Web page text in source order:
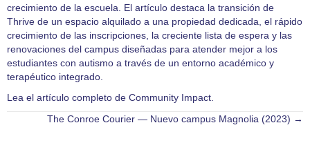
crecimiento de la escuela. El artículo destaca la transición de
Thrive de un espacio alquilado a una propiedad dedicada, el rápido
crecimiento de las inscripciones, la creciente lista de espera y las
renovaciones del campus diseñadas para atender mejor a los
estudiantes con autismo a través de un entorno académico y
terapéutico integrado.
Lea el artículo completo de Community Impact.
Navegación
The Conroe Courier — Nuevo campus Magnolia (2023) →